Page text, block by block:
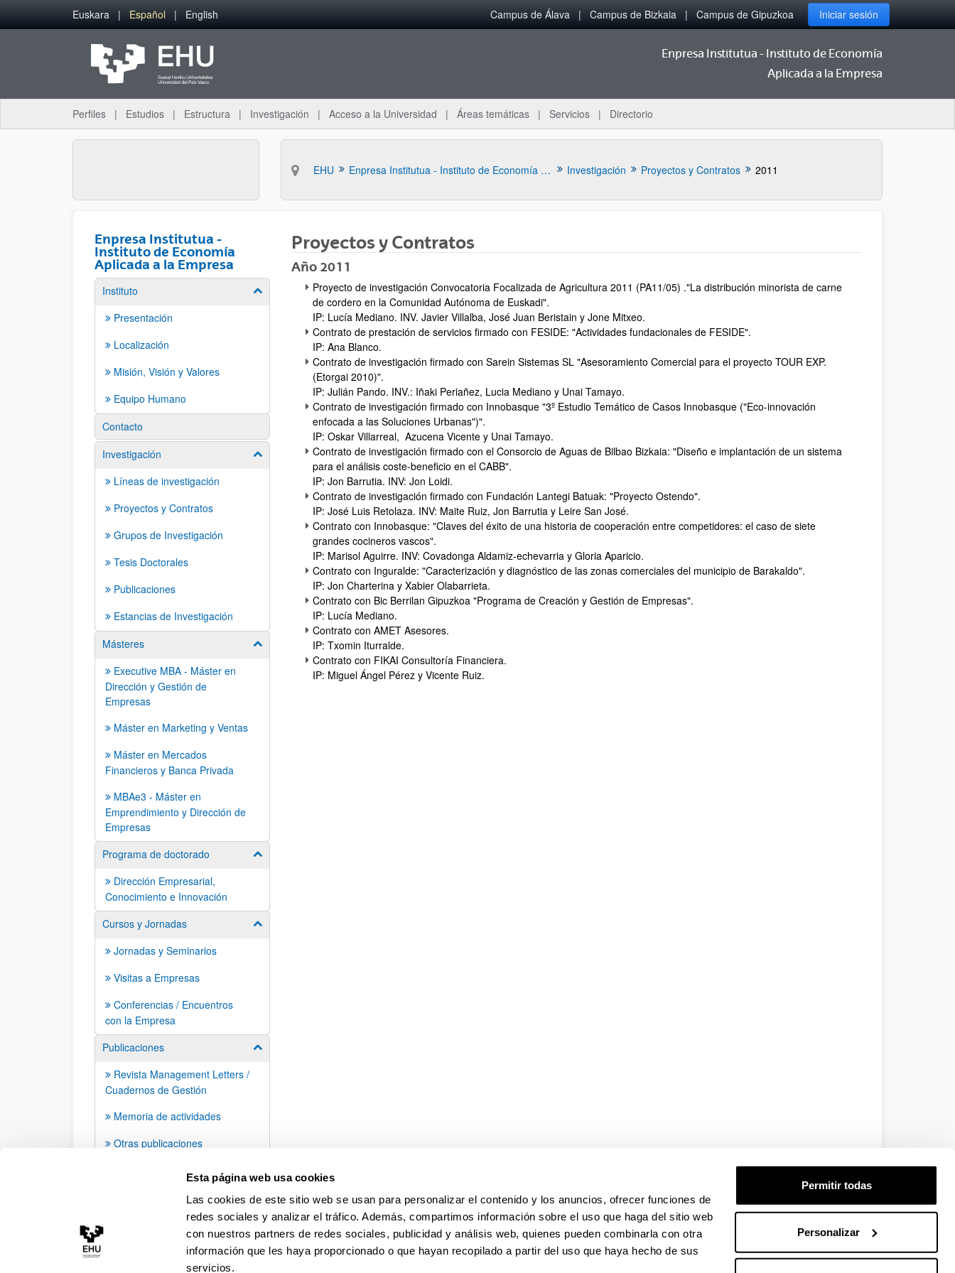
Esta página web usa cookies
Las cookies de este sitio web se usan para personalizar el contenido y los anuncios, ofrecer funciones de
redes sociales y analizar el tráfico. Además, compartimos información sobre el uso que haga del sitio web
con nuestros partners de redes sociales, publicidad y análisis web, quienes pueden combinarla con otra
información que les haya proporcionado o que hayan recopilado a partir del uso que haya hecho de sus
servicios.
Permitir todas
Personalizar
Saltar al contenido principal
Euskara Español English Campus de Álava Campus de Bizkaia Campus de Gipuzkoa Iniciar sesión
Enpresa Institutua - Instituto de Economía
Aplicada a la Empresa
Perfiles Estudios Estructura Investigación Acceso a la Universidad Áreas temáticas Servicios Directorio
EHU Enpresa Institutua - Instituto de Economía Aplicada a la Empresa Investigación Proyectos y Contratos 2011
Enpresa Institutua -
Instituto de Economía
Aplicada a la Empresa
Instituto Mostrar/ocultar subpáginas
Presentación
Localización
Misión, Visión y Valores
Equipo Humano
Contacto
Investigación
Mostrar/ocultar subpáginas
Líneas de investigación
Proyectos y Contratos
Grupos de Investigación
Tesis Doctorales
Publicaciones
Estancias de Investigación
Másteres
Mostrar/ocultar subpáginas
Executive MBA - Máster en
Dirección y Gestión de
Empresas
Máster en Marketing y Ventas
Máster en Mercados
Financieros y Banca Privada
MBAe3 - Máster en
Emprendimiento y Dirección de
Empresas
Programa de doctorado
Mostrar/ocultar subpáginas
Dirección Empresarial,
Conocimiento e Innovación
Cursos y Jornadas
Mostrar/ocultar subpáginas
Jornadas y Seminarios
Visitas a Empresas
Conferencias / Encuentros
con la Empresa
Publicaciones
Mostrar/ocultar subpáginas
Revista Management Letters /
Cuadernos de Gestión
Memoria de actividades
Otras publicaciones
Apariciones en prensa
Proyectos y Contratos
Año 2011
Proyecto de investigación Convocatoria Focalizada de Agricultura 2011 (PA11/05) ."La distribución minorista de carne
de cordero en la Comunidad Autónoma de Euskadi".
IP: Lucía Mediano. INV. Javier Villalba, José Juan Beristain y Jone Mitxeo.
Contrato de prestación de servicios firmado con FESIDE: "Actividades fundacionales de FESIDE".
IP: Ana Blanco.
Contrato de investigación firmado con Sarein Sistemas SL "Asesoramiento Comercial para el proyecto TOUR EXP.
(Etorgai 2010)".
IP: Julián Pando. INV.: Iñaki Periañez, Lucia Mediano y Unai Tamayo.
Contrato de investigación firmado con Innobasque "3º Estudio Temático de Casos Innobasque ("Eco-innovación
enfocada a las Soluciones Urbanas")".
IP: Oskar Villarreal, Azucena Vicente y Unai Tamayo.
Contrato de investigación firmado con el Consorcio de Aguas de Bilbao Bizkaia: "Diseño e implantación de un sistema
para el análisis coste-beneficio en el CABB".
IP: Jon Barrutia. INV: Jon Loidi.
Contrato de investigación firmado con Fundación Lantegi Batuak: "Proyecto Ostendo".
IP: José Luis Retolaza. INV: Maite Ruiz, Jon Barrutia y Leire San José.
Contrato con Innobasque: "Claves del éxito de una historia de cooperación entre competidores: el caso de siete
grandes cocineros vascos".
IP: Marisol Aguirre. INV: Covadonga Aldamiz-echevarria y Gloria Aparicio.
Contrato con Inguralde: "Caracterización y diagnóstico de las zonas comerciales del municipio de Barakaldo".
IP: Jon Charterina y Xabier Olabarrieta.
Contrato con Bic Berrilan Gipuzkoa "Programa de Creación y Gestión de Empresas".
IP: Lucía Mediano.
Contrato con AMET Asesores.
IP: Txomin Iturralde.
Contrato con FIKAI Consultoría Financiera.
IP: Miguel Ángel Pérez y Vicente Ruiz.